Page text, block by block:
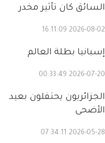
السائق كان تأثير مخدر
2026-08-02 16:11:09
إسبانيا بطلة العالم
2026-07-20 00:33:49
الجزائريون يحتفلون بعيد
الأضحى
2026-05-28 07:34:11